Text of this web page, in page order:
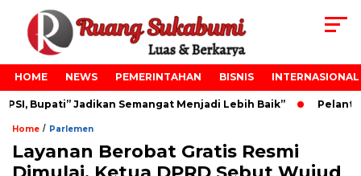
HOME NEWS PEMERINTAHAN BISNIS INTERNASIONAL
Bupati” Jadikan Semangat Menjadi Lebih Baik”
Home / Parlemen
Layanan Berobat Gratis Resmi